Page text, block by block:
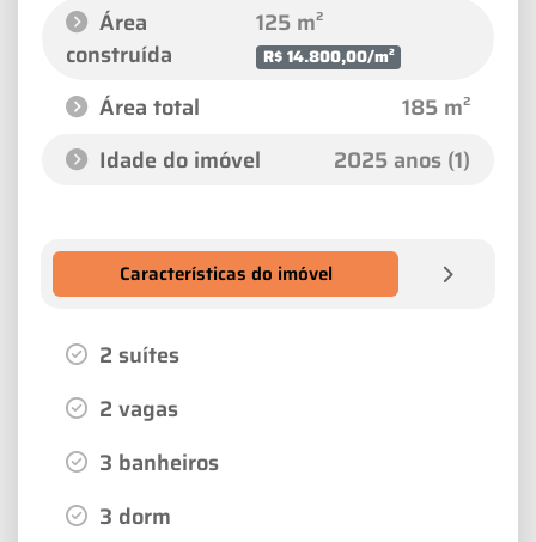
Área
construída
125 m²
R$ 14.800,00/m²
Área total
185 m²
Idade do imóvel
2025 anos (1)
Características do imóvel
2 suítes
2 vagas
3 banheiros
3 dorm